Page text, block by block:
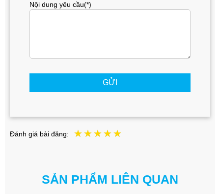
Nội dung yêu cầu(*)
GỬI
Đánh giá bài đăng:
SẢN PHẨM LIÊN QUAN